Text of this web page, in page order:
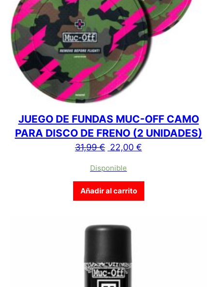
JUEGO DE FUNDAS MUC-OFF CAMO
PARA DISCO DE FRENO (2 UNIDADES)
31,99€ El precio original era:
22,00 €
Disponible
Añadir al carrito